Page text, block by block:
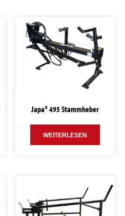
Japa® 495 Stammheber
WEITERLESEN